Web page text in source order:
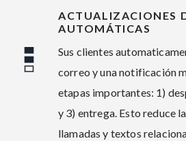
ACTUALIZACIONES
AUTOMÁTICAS
Sus clientes
correo y una notificación
etapas importantes: 1)
y 3) entrega. Esto reduce
llamadas y textos